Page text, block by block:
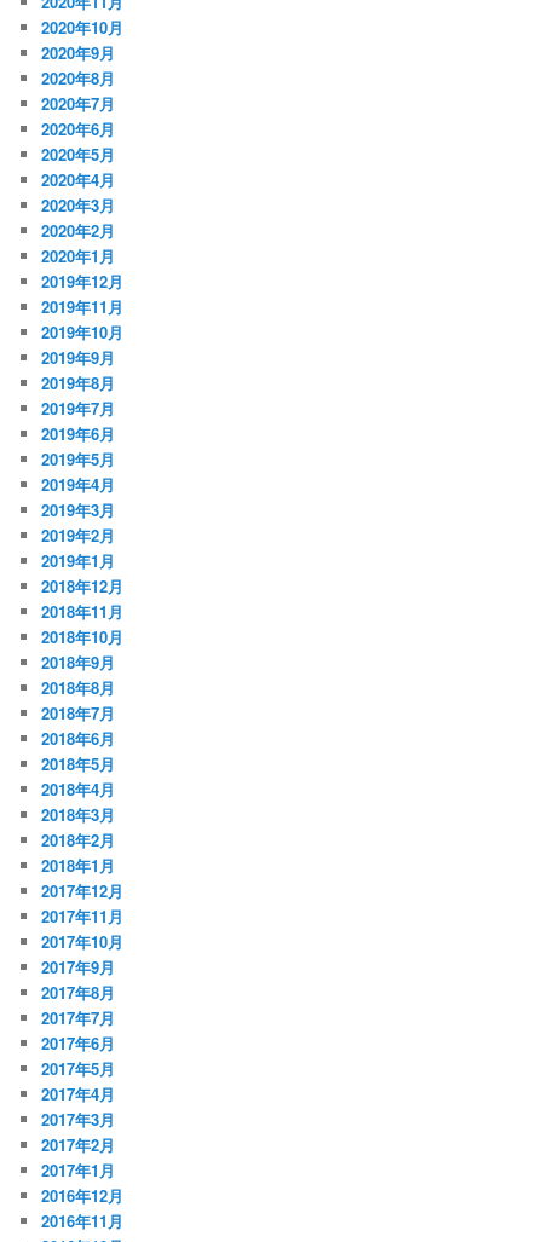
2020年10月
2020年9月
2020年8月
2020年7月
2020年6月
2020年5月
2020年4月
2020年3月
2020年2月
2020年1月
2019年12月
2019年11月
2019年10月
2019年9月
2019年8月
2019年7月
2019年6月
2019年5月
2019年4月
2019年3月
2019年2月
2019年1月
2018年12月
2018年11月
2018年10月
2018年9月
2018年8月
2018年7月
2018年6月
2018年5月
2018年4月
2018年3月
2018年2月
2018年1月
2017年12月
2017年11月
2017年10月
2017年9月
2017年8月
2017年7月
2017年6月
2017年5月
2017年4月
2017年3月
2017年2月
2017年1月
2016年12月
2016年11月